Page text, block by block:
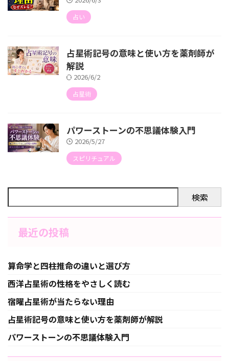
占い
占星術記号の意味と使い方を薬剤師が
解説
2026/6/2
占星術
パワーストーンの不思議体験入門
2026/5/27
スピリチュアル
検索
最近の投稿
算命学と四柱推命の違いと選び方
西洋占星術の性格をやさしく読む
宿曜占星術が当たらない理由
占星術記号の意味と使い方を薬剤師が解説
パワーストーンの不思議体験入門